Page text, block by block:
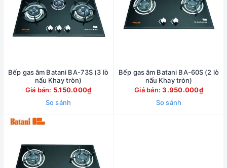
Bếp gas âm Batani BA-73S (3 lò
nấu Khay tròn)
Giá bán: 5.150.000₫
So sánh
Bếp gas âm Batani BA-60S (2 lò
nấu Khay tròn)
Giá bán:3.950.000₫
So sánh